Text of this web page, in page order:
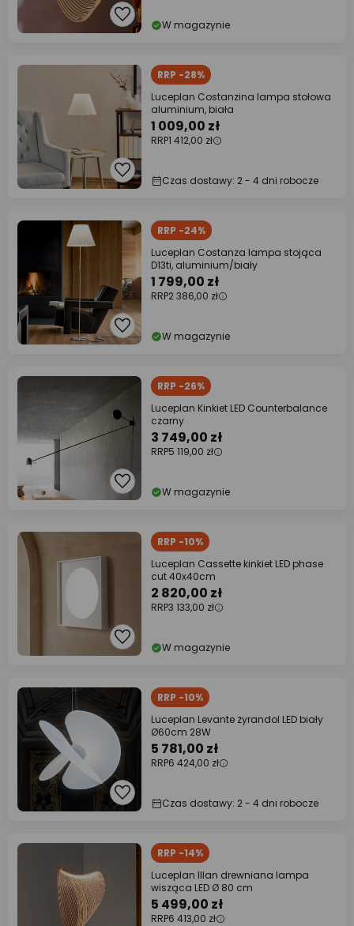
W magazynie
RRP -28%
Luceplan Costanzina lampa stołowa
aluminium, biała
1 009,00 zł
RRP1 412,00 zł
Czas dostawy: 2 - 4 dni robocze
RRP -24%
Luceplan Costanza lampa stojąca
D13ti, aluminium/biały
1 799,00 zł
RRP2 386,00 zł
W magazynie
RRP -26%
Luceplan Kinkiet LED Counterbalance
czarny
3 749,00 zł
RRP5 119,00 zł
W magazynie
RRP -10%
Luceplan Cassette kinkiet LED phase
cut 40x40cm
2 820,00 zł
RRP3 133,00 zł
W magazynie
RRP -10%
Luceplan Levante żyrandol LED biały
Ø60cm 28W
5 781,00 zł
RRP6 424,00 zł
Czas dostawy: 2 - 4 dni robocze
RRP -14%
Luceplan Illan drewniana lampa
wisząca LED Ø 80 cm
5 499,00 zł
RRP6 413,00 zł